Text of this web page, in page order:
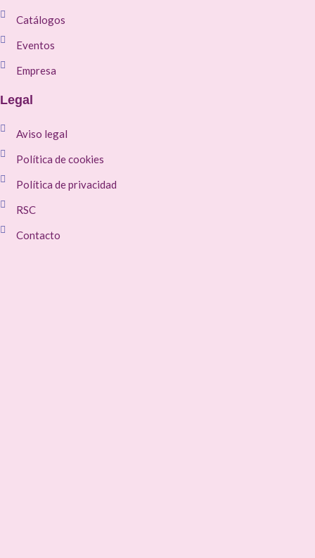
Catálogos
Eventos
Empresa
Legal
Aviso legal
Política de cookies
Política de privacidad
RSC
Contacto